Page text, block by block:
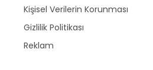
Kişisel Verilerin Korunması
Gizlilik Politikası
Reklam